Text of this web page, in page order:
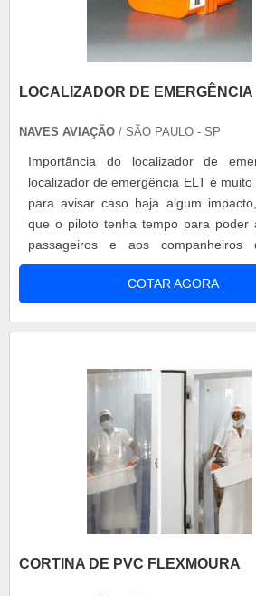
LOCALIZADOR DE EMERGÊNCIA
NAVES AVIAÇÃO / SÃO PAULO - SP
Importância do localizador de
localizador de emergência ELT é muito
para avisar caso haja algum
que o piloto tenha tempo para poder
passageiros e aos companheiros
Quando o localizador de
por conta do impacto, só pode ser
controle, que normalmente é
COTAR AGORA
CORTINA DE PVC FLEXMOURA